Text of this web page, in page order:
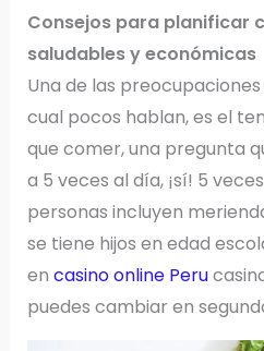
Consejos para planificar
saludables y económicas
Una de las
cual pocos hablan, es el
que comer, una pregunta
a 5 veces al día, ¡sí! 5
personas incluyen
se tiene hijos en edad
en casino online Peru
puedes cambiar en